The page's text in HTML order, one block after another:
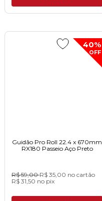
40%
OFF
Guidão Pro Roll 22.4 x 670mm
RX180 Passeio Aço Preto
R$ 59,00R$ 35,00 no cartão
R$ 31,50 no pix